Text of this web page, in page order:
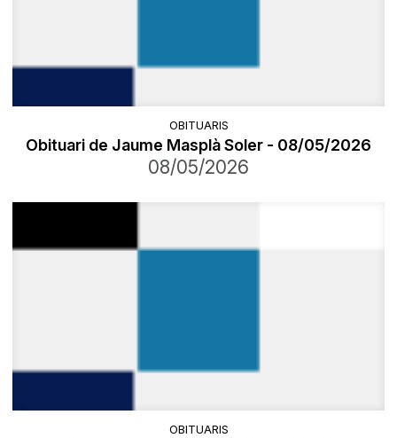
OBITUARIS
Obituari de Jaume Masplà Soler - 08/05/2026
08/05/2026
OBITUARIS